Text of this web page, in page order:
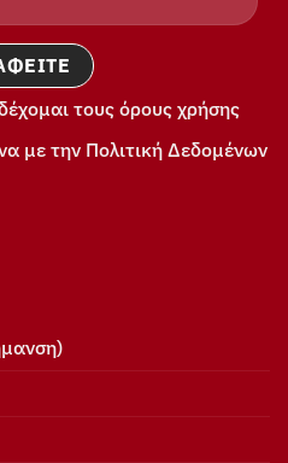
τους όρους χρήσης
με την Πολιτική Δεδομένων